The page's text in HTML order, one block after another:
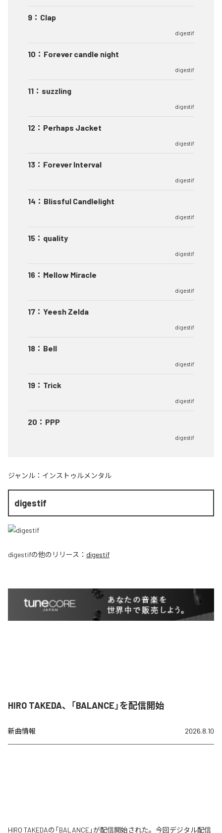
9 ： Clap
digestif
10 ： Forever candle night
digestif
11 ： suzzling
digestif
12 ： Perhaps Jacket
digestif
13 ： Forever Interval
digestif
14 ： Blissful Candlelight
digestif
15 ： quality
digestif
16 ： Mellow Miracle
digestif
17 ： Yeesh Zelda
digestif
18 ： Bell
digestif
19 ： Trick
digestif
20 ： PPP
digestif
ジャンル： インストゥルメンタル
digestif
digestifの他のリリース： digestif
HIRO TAKEDA、「BALANCE」を配信開始
新曲情報 2026.8.10
HIRO TAKEDAの「BALANCE」が配信開始された。今回デジタル配信